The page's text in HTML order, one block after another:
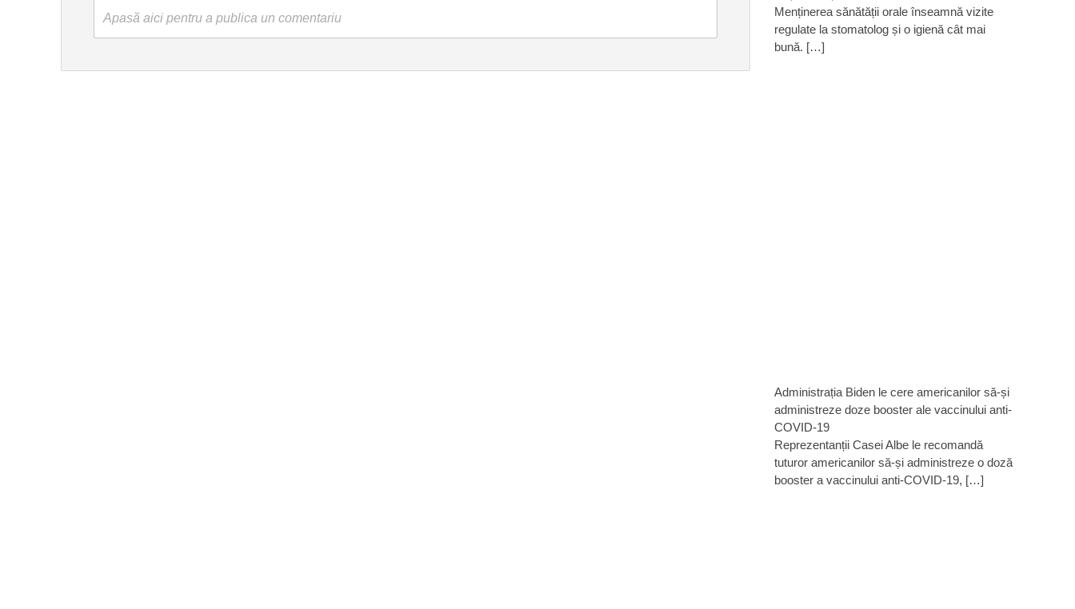
Apasă aici pentru a publica un comentariu
Menținerea sănătății orale înseamnă vizite
regulate la stomatolog și o igienă cât mai
bună. […]
Administrația Biden le cere americanilor să-și
administreze doze booster ale vaccinului anti-
COVID-19
Reprezentanții Casei Albe le recomandă
tuturor americanilor să-și administreze o doză
booster a vaccinului anti-COVID-19, […]